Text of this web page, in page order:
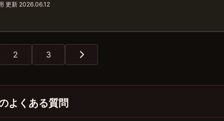
更新 2026.06.12
2 3
よくある質問